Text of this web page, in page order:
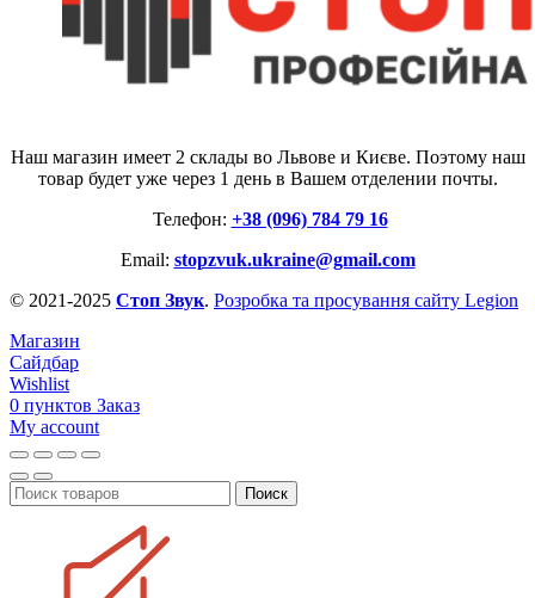
Наш магазин имеет 2 склады во Львове и Києве. Поэтому наш
товар будет уже через 1 день в Вашем отделении почты.
Телефон: +38 (096) 784 79 16
Email: stopzvuk.ukraine@gmail.com
© 2021-2025 Стоп Звук. Розробка та просування сайту Legion
Магазин
Сайдбар
Wishlist
0 пунктов Заказ
My account
Поиск